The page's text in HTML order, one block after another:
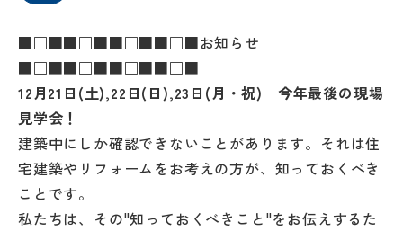
■□■■□■■□■■□■お知らせ
■□■■□■■□■■□■
12月21日(土),22日(日),23日(月・祝) 今年最後の現場
見学会！
建築中にしか確認できないことがあります。それは住
宅建築やリフォームをお考えの方が、知っておくべき
ことです。
私たちは、その"知っておくべきこと"をお伝えするた